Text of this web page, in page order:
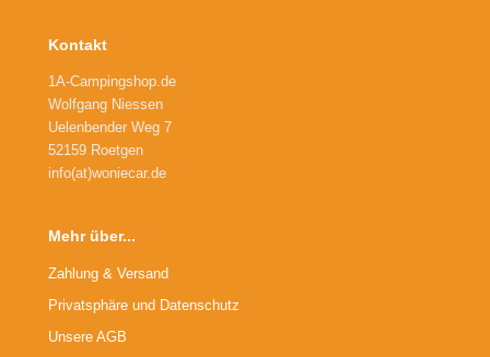
Kontakt
1A-Campingshop.de
Wolfgang Niessen
Uelenbender Weg 7
52159 Roetgen
info(at)woniecar.de
Mehr über...
Zahlung & Versand
Privatsphäre und Datenschutz
Unsere AGB